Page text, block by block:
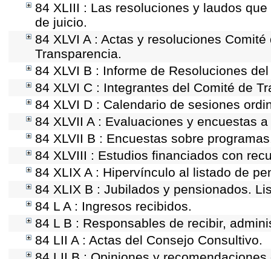
84 XLIII : Las resoluciones y laudos
de juicio.
84 XLVI A : Actas y resoluciones
Transparencia.
84 XLVI B : Informe de Resoluciones
84 XLVI C : Integrantes del Comité de
84 XLVI D : Calendario de sesiones
84 XLVII A : Evaluaciones y encuestas
84 XLVII B : Encuestas sobre
84 XLVIII : Estudios financiados con
84 XLIX A : Hipervínculo al listado de
84 XLIX B : Jubilados y pensionados.
84 L A : Ingresos recibidos.
84 L B : Responsables de recibir,
84 LII A : Actas del Consejo Consultivo.